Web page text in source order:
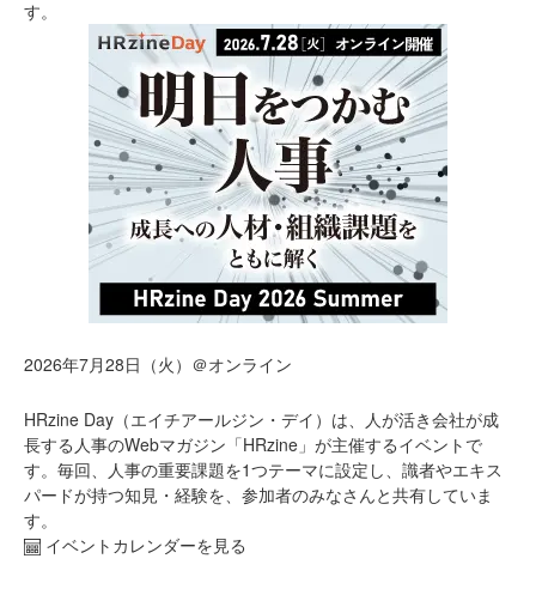
す。
2026年7月28日（火）＠オンライン
HRzine Day（エイチアールジン・デイ）は、人が活き会社が成
長する人事のWebマガジン「HRzine」が主催するイベントで
す。毎回、人事の重要課題を1つテーマに設定し、識者やエキス
パードが持つ知見・経験を、参加者のみなさんと共有していま
す。
イベントカレンダーを見る